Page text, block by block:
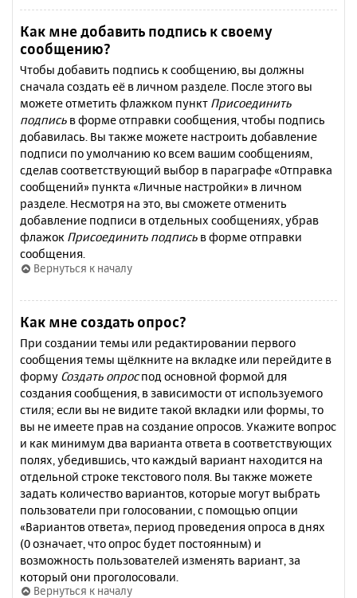
Как мне добавить подпись к своему
сообщению?
Чтобы добавить подпись к сообщению, вы должны
сначала создать её в личном разделе. После этого вы
можете отметить флажком пункт Присоединить
подпись в форме отправки сообщения, чтобы подпись
добавилась. Вы также можете настроить добавление
подписи по умолчанию ко всем вашим сообщениям,
сделав соответствующий выбор в параграфе «Отправка
сообщений» пункта «Личные настройки» в личном
разделе. Несмотря на это, вы сможете отменить
добавление подписи в отдельных сообщениях, убрав
флажок Присоединить подпись в форме отправки
сообщения.
Вернуться к началу
Как мне создать опрос?
При создании темы или редактировании первого
сообщения темы щёлкните на вкладке или перейдите в
форму Создать опроспод основной формой для
создания сообщения, в зависимости от используемого
стиля; если вы не видите такой вкладки или формы, то
вы не имеете прав на создание опросов. Укажите вопрос
и как минимум два варианта ответа в соответствующих
полях, убедившись, что каждый вариант находится на
отдельной строке текстового поля. Вы также можете
задать количество вариантов, которые могут выбрать
пользователи при голосовании, с помощью опции
«Вариантов ответа», период проведения опроса в днях
(0 означает, что опрос будет постоянным) и
возможность пользователей изменять вариант, за
который они проголосовали.
Вернуться к началу